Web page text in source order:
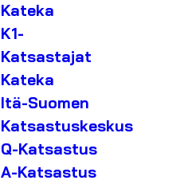
Kateka
K1-
Katsastajat
Kateka
Itä-Suomen
Katsastuskeskus
Q-Katsastus
A-Katsastus